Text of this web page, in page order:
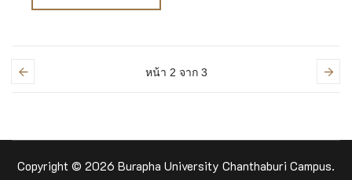
หน้า 2 จาก 3
Copyright © 2026 Burapha University Chanthaburi Campus.